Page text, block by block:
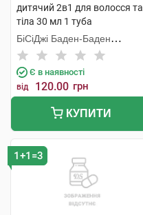
дитячий 2в1 для волосся та
тіла 30 мл 1 туба
БіСіДжі Баден-Баден
Косметікс Груп Гмбх
Є в наявності
від 120.00 грн
КУПИТИ
1+1=3